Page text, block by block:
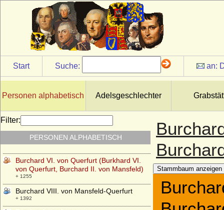
Start Suche: an:
Personen alphabetisch Adelsgeschlechter
Stammbaum anzeigen
Filter:
PERSONEN ALPHABETISCH
Burchard Hartwig von Jagow
* 01.01.1700; + 23.07.1759
Burchard I. von Vendome (Burchard I. der
Ehrwürdige)
+ 1005 (oder 1007)
Burchard III. von Schwaben (Burkhard III.)
* um 915; + 11.11.973
Burchard III. von Mansfeld (Burchard der
Burkhard II. von
Burchard IV. von Mansfeld-Querfurt
+ um 1300 (1294/nach 1311)
Burchard V. von Mansfeld-Querfurt
+ 1355 (1358)
Burchard VI. von Querfurt (Burkhard VI.
von Querfurt, Burchard II. von Mansfeld)
+ 1255
Burchard VIII. von Mansfeld-Querfurt
+ 1392